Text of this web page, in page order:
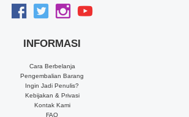
INFORMASI
Cara Berbelanja
Pengembalian Barang
Ingin Jadi Penulis?
Kebijakan & Privasi
Kontak Kami
FAQ